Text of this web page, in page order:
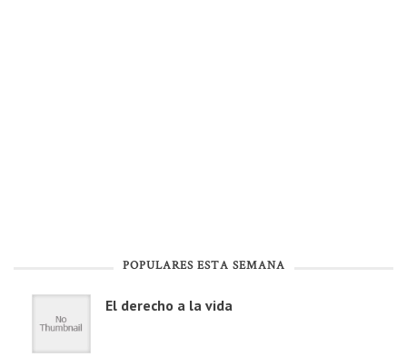
POPULARES ESTA SEMANA
El derecho a la vida